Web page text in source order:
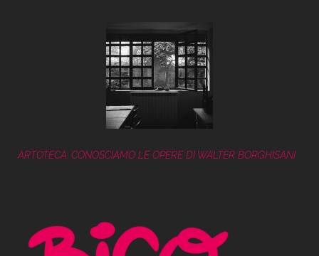
ARTOTECA: CONOSCIAMO LE OPERE DI WALTER BORGHISANI